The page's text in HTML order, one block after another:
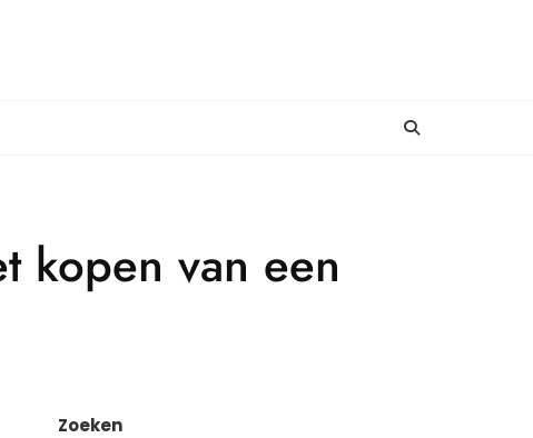
kopen van een
Zoeken